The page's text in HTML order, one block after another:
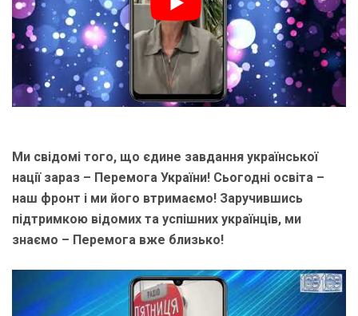
Ми свідомі того, що єдине завдання української
нації зараз – Перемога України! Сьогодні освіта –
наш фронт і ми його втримаємо! Заручившись
підтримкою відомих та успішних українців, ми
знаємо – Перемога вже близько!